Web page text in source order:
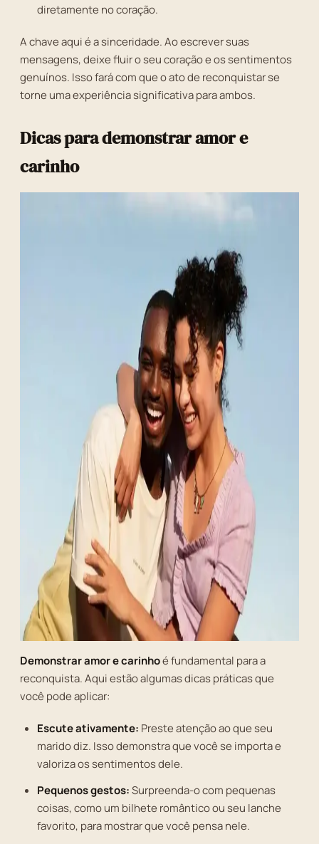
diretamente no coração.
A chave aqui é a sinceridade. Ao escrever suas
mensagens, deixe fluir o seu coração e os sentimentos
genuínos. Isso fará com que o ato de reconquistar se
torne uma experiência significativa para ambos.
Dicas para demonstrar amor e
carinho
Demonstrar amor e carinhoé fundamental para a
reconquista. Aqui estão algumas dicas práticas que
você pode aplicar:
Escute ativamente: Preste atenção ao que seu
marido diz. Isso demonstra que você se importa e
valoriza os sentimentos dele.
Pequenos gestos:Surpreenda-o com pequenas
coisas, como um bilhete romântico ou seu lanche
favorito, para mostrar que você pensa nele.